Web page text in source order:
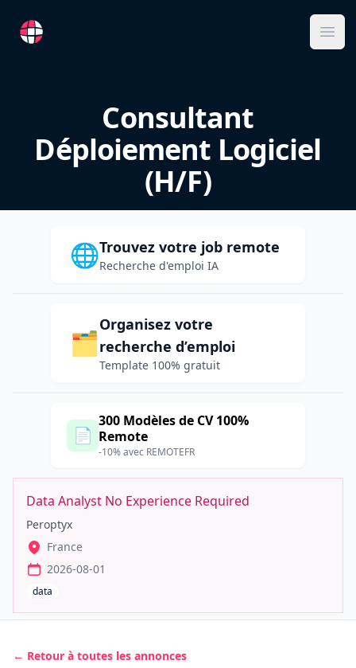
RemoteFR
Consultant
Déploiement Logiciel
(H/F)
🌐Trouvez votre job remote
Recherche d'emploi IA
🗂️
Organisez votre
recherche d’emploi
Template 100% gratuit
📄
300 Modèles de CV 100%
Remote
-10% avec REMOTEFR
Data Analyst No Experience Required
Peroptyx
France
2026-08-01
data
← Retour à toutes les annonces